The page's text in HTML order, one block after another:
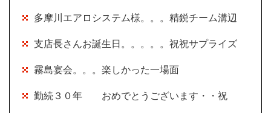
多摩川エアロシステム様。。。精鋭チーム溝辺
支店長さんお誕生日。。。。。祝祝サプライズ
霧島宴会。。。楽しかった一場面
勤続３０年 おめでとうございます・・祝